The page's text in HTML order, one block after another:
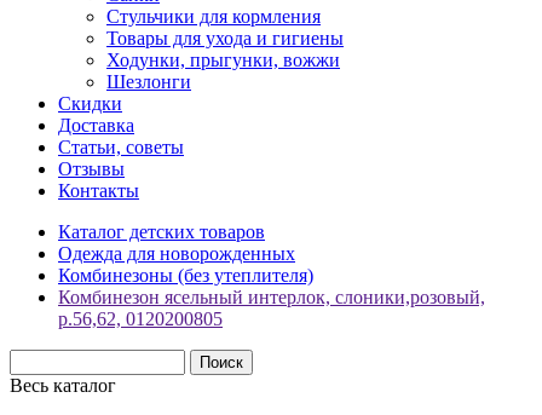
Стульчики для кормления
Товары для ухода и гигиены
Ходунки, прыгунки, вожжи
Шезлонги
Скидки
Доставка
Статьи, советы
Отзывы
Контакты
Каталог детских товаров
Одежда для новорожденных
Комбинезоны (без утеплителя)
Комбинезон ясельный интерлок, слоники,розовый,
р.56,62, 0120200805
Весь каталог